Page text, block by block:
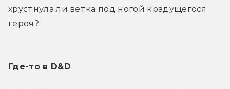
хрустнула ли ветка под ногой крадущегося
героя?
Где-то в D&D